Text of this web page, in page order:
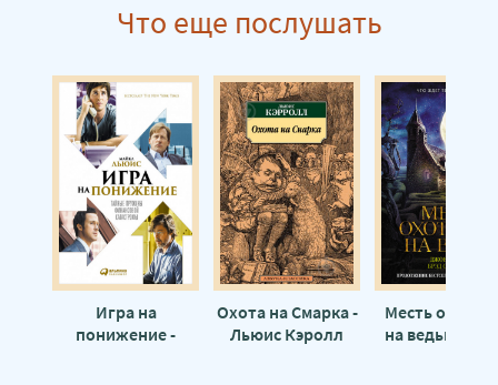
Что еще послушать
Игра на
понижение -
Охота на Смарка -
Льюис Кэролл
Месть
на ведьм -